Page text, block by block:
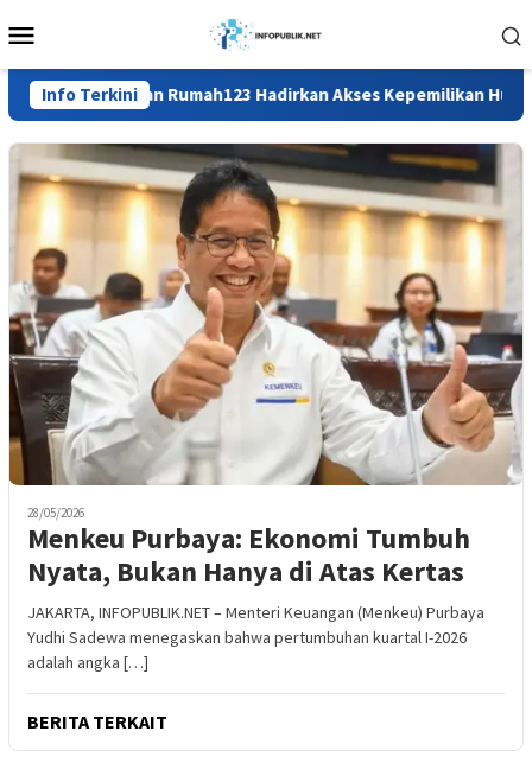
ke
Mobile
Info Terkini
BTN dan Rumah123 Hadirkan Akses Kepemilikan Hunian
28/05/2026
Menkeu Purbaya: Ekonomi Tumbuh
Nyata, Bukan Hanya di Atas Kertas
JAKARTA, INFOPUBLIK.NET – Menteri Keuangan (Menkeu) Purbaya
Yudhi Sadewa menegaskan bahwa pertumbuhan kuartal I-2026
adalah angka […]
BERITA TERKAIT